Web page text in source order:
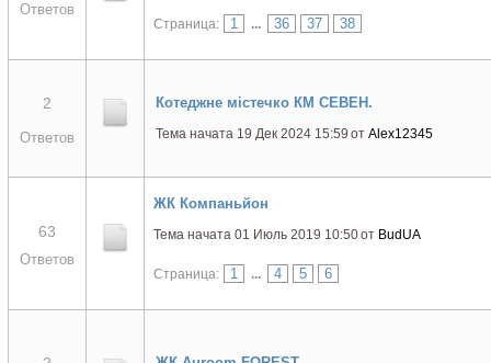
Ответов
Страница: 1 ... 36 37 38
2
Ответов
Котеджне містечко КМ СЕВЕН.
Тема начата 19 Дек 2024 15:59 от Alex12345
63
Ответов
ЖК Компаньйон
Тема начата 01 Июль 2019 10:50от BudUA
Страница: 1 ... 4 5 6